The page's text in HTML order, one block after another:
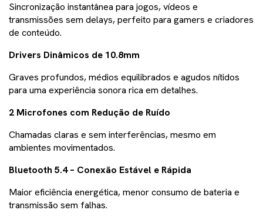
Sincronização instantânea para jogos, vídeos e
transmissões sem delays, perfeito para gamers e criadores
de conteúdo.
Drivers Dinâmicos de 10.8mm
Graves profundos, médios equilibrados e agudos nítidos
para uma experiência sonora rica em detalhes.
2 Microfones com Redução de Ruído
Chamadas claras e sem interferências, mesmo em
ambientes movimentados.
Bluetooth 5.4 – Conexão Estável e Rápida
Maior eficiência energética, menor consumo de bateria e
transmissão sem falhas.